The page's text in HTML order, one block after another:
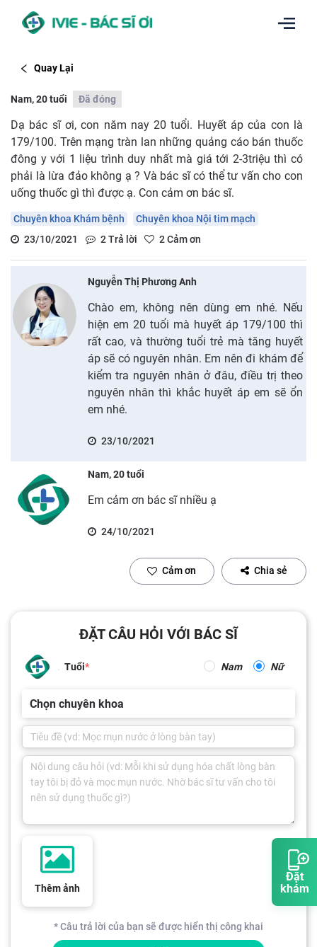
Đặt
khám
Quay Lại
Nam, 20 tuổi Đã đóng
Dạ bác sĩ ơi, con năm nay 20 tuổi. Huyết áp của con là
179/100. Trên mạng tràn lan những quảng cáo bán thuốc
đông y với 1 liệu trình duy nhất mà giá tới 2-3triệu thì có
phải là lừa đảo không ạ ? Và bác sĩ có thể tư vấn cho con
uống thuốc gì thì được ạ. Con cảm ơn bác sĩ.
Chuyên khoa Khám bệnh
Chuyên khoa Nội tim mạch
23/10/2021
2Trả lời 2Cảm ơn
Nguyễn Thị Phương Anh
Chào em, không nên dùng em nhé. Nếu
hiện em 20 tuổi mà huyết áp 179/100 thì
rất cao, và thường tuổi trẻ mà tăng huyết
áp sẽ có nguyên nhân. Em nên đi khám để
kiểm tra nguyên nhân ở đâu, điều trị theo
nguyên nhân thì khắc huyết áp em sẽ ổn
em nhé.
23/10/2021
Nam, 20 tuổi
Em cảm ơn bác sĩ nhiều ạ
24/10/2021
Cảm ơn Chia sẻ
ĐẶT CÂU HỎI VỚI BÁC SĨ
Tuổi Nam Nữ
Chọn chuyên khoa
Thêm ảnh
* Câu trả lời của bạn sẽ được hiển thị công khai